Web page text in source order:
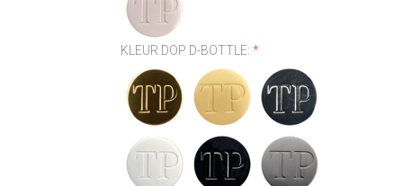
KLEUR DOP D-BOTTLE:*